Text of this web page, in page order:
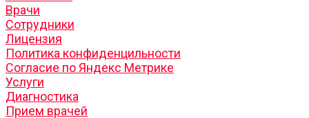
Врачи
Сотрудники
Лицензия
Политика конфиденцильности
Согласие по Яндекс Метрике
Услуги
Диагностика
Прием врачей